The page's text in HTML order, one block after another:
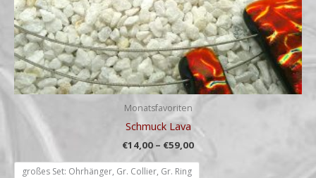
Monatsfavoriten
Schmuck Lava
€14,00 – €59,00
großes Set: Ohrhänger, Gr. Collier, Gr. Ring